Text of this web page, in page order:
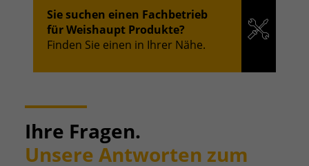
Sie suchen einen Fachbetrieb
für Weishaupt Produkte?
Finden Sie einen in Ihrer Nähe.
Ihre Fragen.
Unsere Antworten zum